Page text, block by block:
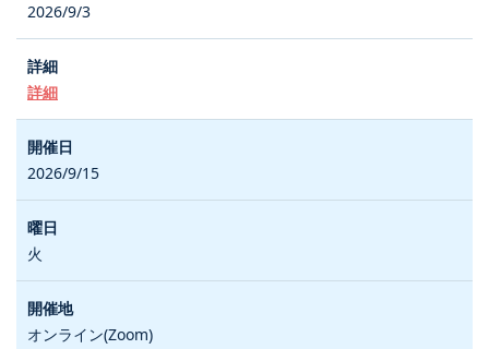
2026/9/3
詳細
2026/9/15
火
オンライン(Zoom)